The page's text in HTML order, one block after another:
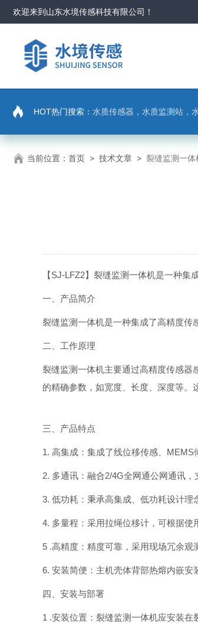
欢迎来到 山东水境传感科技有限公司 ！
HOT热门搜索： 水质传感器，水质监测站，
当前位置： 首页 > 技术文章 > 裂缝监测一
【SJ-LFZ2】裂缝监测一体机是一种
一、产品简介
裂缝监测一体机是一种集成了高精度传
二、工作原理
裂缝监测一体机主要通过高精度传感
的精确参数，如宽度、长度、深度等。
三、产品特点
1. 高集成：集成了线位移传感、MEMS
2. 多通讯：融合2/4G全网通公网通讯
3. 低功耗：秉承高集成、低功耗设计理
4. 多量程：采用拉绳位移计，可根据使
5 .高精度：精度可靠，采用现场冗余观
6. 安装简便：主机壳体背部热熔内嵌安
四、安装与部署
1 .安装位置：裂缝监测一体机应安装在